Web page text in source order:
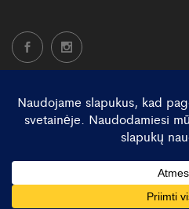
© SeciHouse 2026. Visos